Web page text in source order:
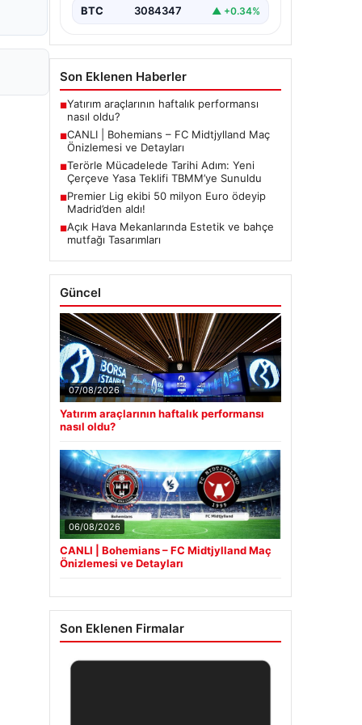
BTC 3084347 ▲ +0.34%
Son Eklenen Haberler
■Yatırım araçlarının haftalık performansı
nasıl oldu?
■CANLI | Bohemians – FC Midtjylland Maç
Önizlemesi ve Detayları
■Terörle Mücadelede Tarihi Adım: Yeni
Çerçeve Yasa Teklifi TBMM’ye Sunuldu
■Premier Lig ekibi 50 milyon Euro ödeyip
Madrid’den aldı!
■Açık Hava Mekanlarında Estetik ve bahçe
mutfağı Tasarımları
Güncel
07/08/2026
Yatırım araçlarının haftalık performansı
nasıl oldu?
06/08/2026
CANLI | Bohemians – FC Midtjylland Maç
Önizlemesi ve Detayları
Son Eklenen Firmalar